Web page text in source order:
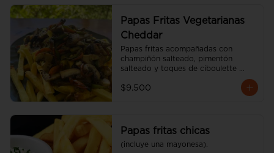
Papas Fritas Vegetarianas
Cheddar
Papas fritas acompañadas con
champiñón salteado, pimentón
salteado y toques de ciboulette
$9.500
Papas fritas chicas
(incluye una mayonesa).